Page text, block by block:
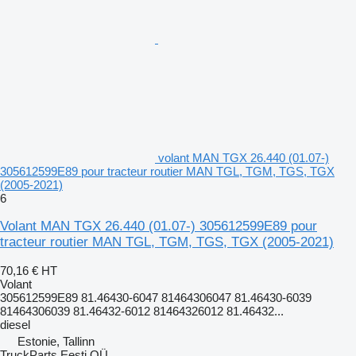
volant MAN TGX 26.440 (01.07-)
305612599E89 pour tracteur routier MAN TGL, TGM, TGS, TGX
(2005-2021)
6
Volant MAN TGX 26.440 (01.07-) 305612599E89 pour
tracteur routier MAN TGL, TGM, TGS, TGX (2005-2021)
70,16 € HT
Volant
305612599E89 81.46430-6047 81464306047 81.46430-6039
81464306039 81.46432-6012 81464326012 81.46432...
diesel
Estonie, Tallinn